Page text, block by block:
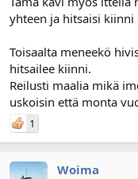
yhteen ja hitsaisi
Toisaalta meneekö
hitsailee kiinni.
Reilusti maalia mikä
uskoisin että monta
1
Woima